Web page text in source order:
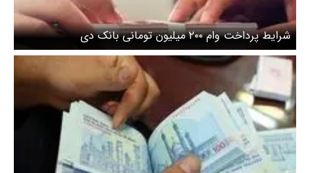
شرایط پرداخت وام ۲۰۰ میلیون تومانی بانک دی